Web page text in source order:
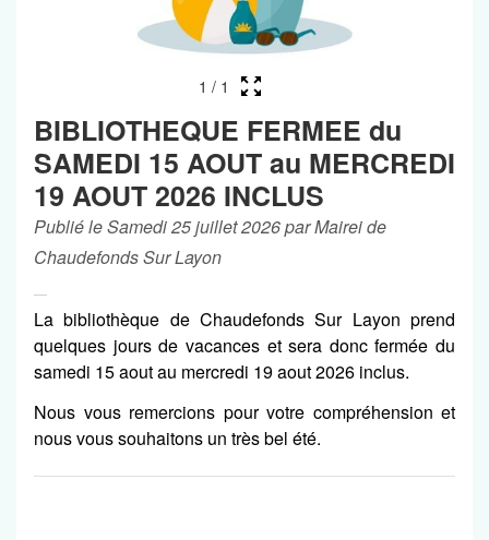
1 / 1
BIBLIOTHEQUE FERMEE du
SAMEDI 15 AOUT au MERCREDI
19 AOUT 2026 INCLUS
Publié le Samedi 25 juillet 2026 par Mairei de
Chaudefonds Sur Layon
La bibliothèque de Chaudefonds Sur Layon prend
quelques jours de vacances et sera donc fermée du
samedi 15 aout au mercredi 19 aout 2026 inclus.
Nous vous remercions pour votre compréhension et
nous vous souhaitons un très bel été.